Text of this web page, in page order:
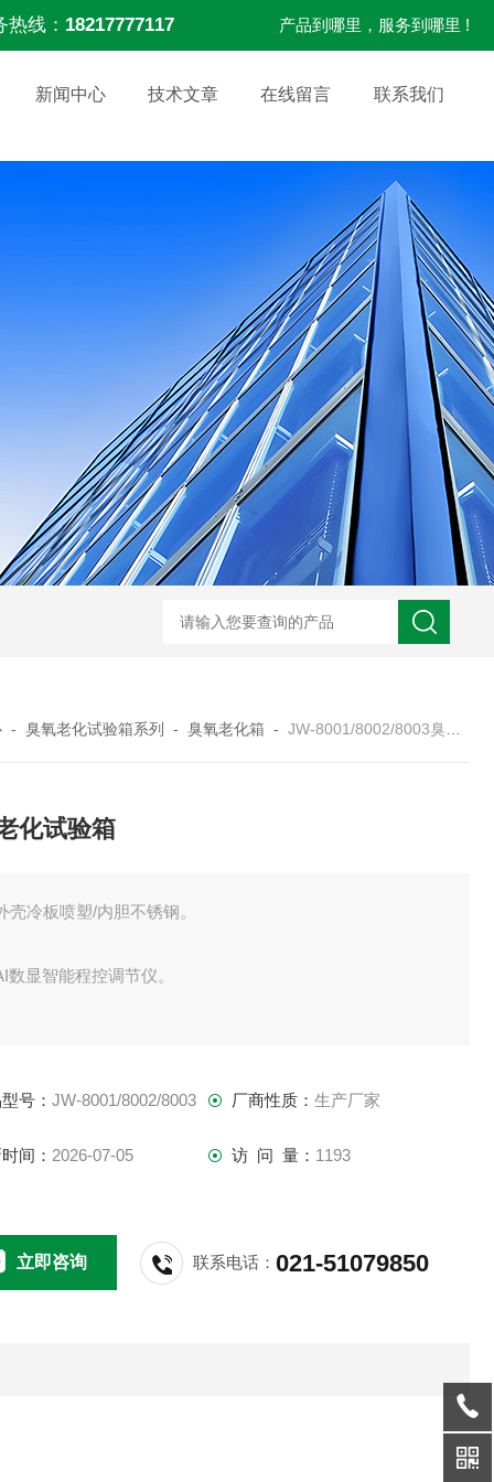
热线： 18217777117 产品到哪里，服务到哪里 !
新闻中心 技术文章 在线留言 联系我们
JW-5405A复合盐雾试验箱
-臭氧老化试验箱系列 -臭氧老化箱 -JW-8001/8002/8003臭氧老化试验箱
化试验箱
壳冷板喷塑/内胆不锈钢。
数显智能程控调节仪。
含臭氧气流与试样平行。
号：JW-8001/8002/8003 厂商性质： 生产厂家
间： 2026-07-05 访 问 量： 1193
立即咨询 联系电话：021-51079850